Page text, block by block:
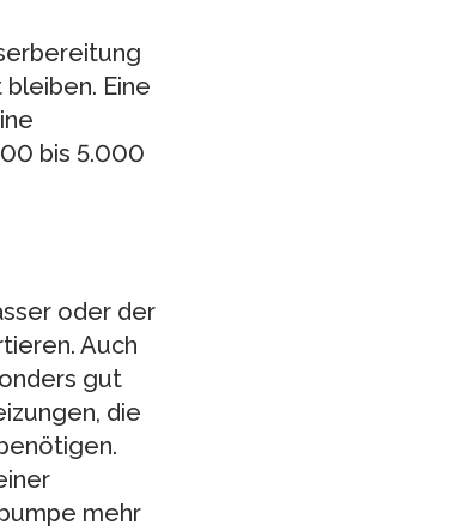
Eine
bis 5.000
oder der
Auch
gut
die
mehr